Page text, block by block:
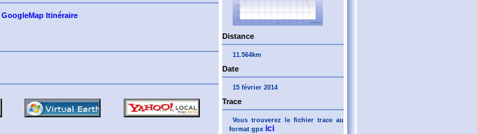
GoogleMap Itinéraire
Distance
11.564km
Date
15 février 2014
Trace
Vous trouverez le fichier trace au
format gpx ici